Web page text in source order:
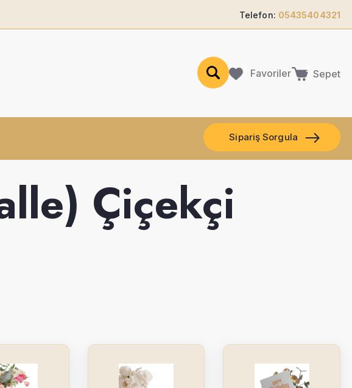
Telefon: 05435404321
Favoriler Sepet
Sipariş Sorgula
Çiçekçi